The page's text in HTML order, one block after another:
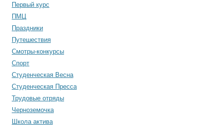
Первый курс
ПМЦ
Праздники
Путешествия
Смотры-конкурсы
Спорт
Студенческая Весна
Студенческая Пресса
Трудовые отряды
Черноземочка
Школа актива